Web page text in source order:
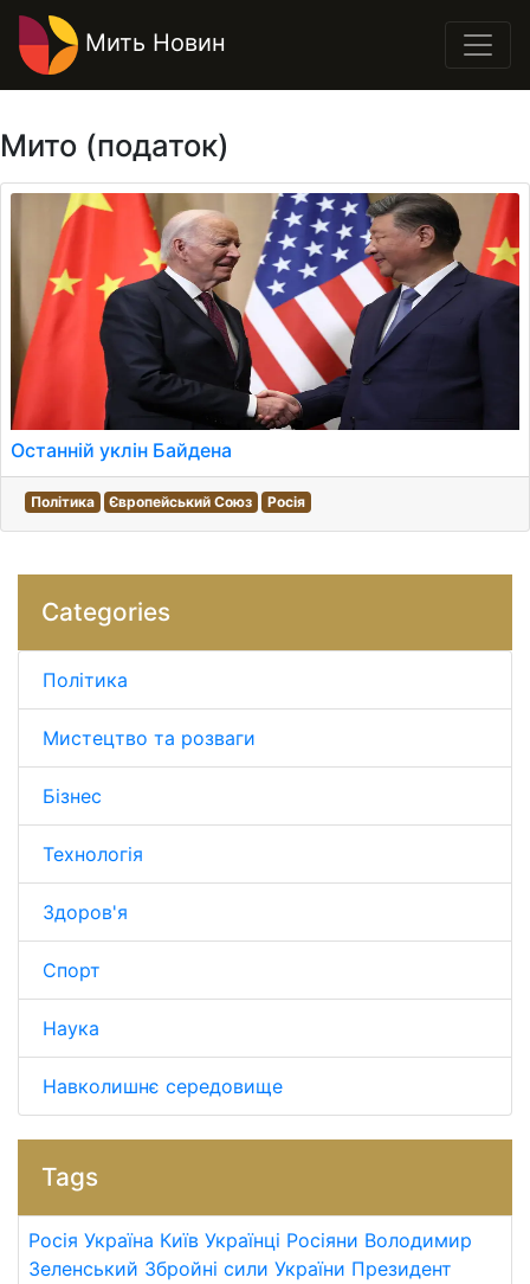
Мить Новин
Мито (податок)
Останній уклін Байдена
Політика Європейський Союз Росія
Categories
Політика
Мистецтво та розваги
Бізнес
Технологія
Здоров'я
Спорт
Наука
Навколишнє середовище
Tags
Росія Україна Київ Українці Росіяни Володимир
Зеленський Збройні сили України Президент